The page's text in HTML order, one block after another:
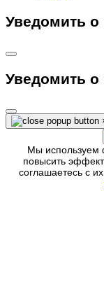
Уведомить о
Уведомить о
Мы используем
повысить
соглашаетесь с